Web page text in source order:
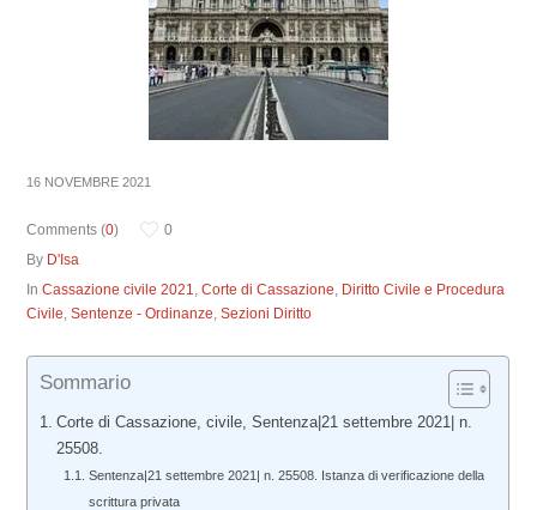
16 NOVEMBRE 2021
Comments (0)
0
By D'Isa
InCassazione civile 2021,Corte di Cassazione, Diritto Civile e Procedura
Civile,Sentenze - Ordinanze,Sezioni Diritto
Sommario
Corte di Cassazione, civile, Sentenza|21 settembre 2021| n.
25508.
Sentenza|21 settembre 2021| n. 25508. Istanza di verificazione della
scrittura privata